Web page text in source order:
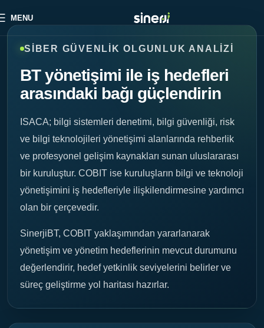
MENU
SIBER GÜVENLIK OLGUNLUK ANALIZI
BT yönetişimi ile iş hedefleri
arasındaki bağı güçlendirin
ISACA; bilgi sistemleri denetimi, bilgi güvenliği, risk
ve bilgi teknolojileri yönetişimi alanlarında rehberlik
ve profesyonel gelişim kaynakları sunan uluslararası
bir kuruluştur. COBIT ise kuruluşların bilgi ve teknoloji
yönetişimini iş hedefleriyle ilişkilendirmesine yardımcı
olan bir çerçevedir.
SinerjiBT, COBIT yaklaşımından yararlanarak
yönetişim ve yönetim hedeflerinin mevcut durumunu
değerlendirir, hedef yetkinlik seviyelerini belirler ve
süreç geliştirme yol haritası hazırlar.